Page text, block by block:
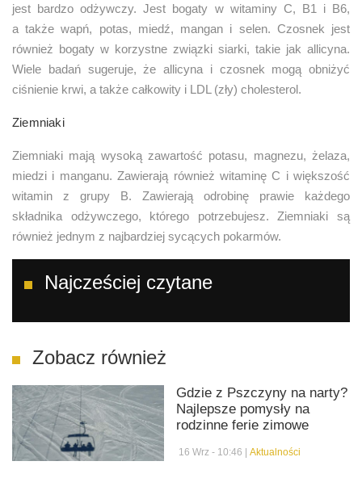
jest bardzo odżywczy. Jest bogaty w witaminy C, B1 i B6,
a także wapń, potas, miedź, mangan i selen. Czosnek jest
również bogaty w korzystne związki siarki, takie jak allicyna.
Wiele badań sugeruje, że allicyna i czosnek mogą obniżyć
ciśnienie krwi, a także całkowity i LDL (zły) cholesterol.
Ziemniaki
Ziemniaki mają wysoką zawartość potasu, magnezu, żelaza,
miedzi i manganu. Zawierają również witaminę C i większość
witamin z grupy B. Zawierają odrobinę prawie każdego
składnika odżywczego, którego potrzebujesz. Ziemniaki są
również jednym z najbardziej sycących pokarmów.
Najcześciej czytane
Zobacz również
Gdzie z Pszczyny na narty?
Najlepsze pomysły na
rodzinne ferie zimowe
16 Wrz - 10:46 |Aktualności